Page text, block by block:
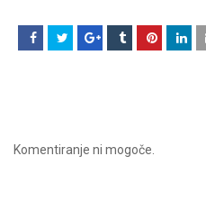
Komentiranje ni mogoče.